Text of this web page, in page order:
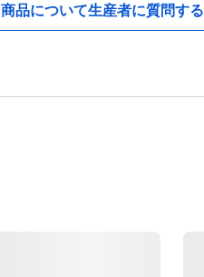
商品について生産者に質問する